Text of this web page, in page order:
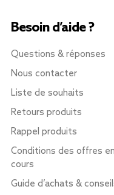
Besoin d’aide ?
Questions & réponses
Nous contacter
Liste de souhaits
Retours produits
Rappel produits
Conditions des offres en
cours
Guide d’achats &